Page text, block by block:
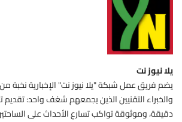
يلا نيوز نت
يضم فريق عمل شبكة "يلا نيوز نت" الإخبارية نخبة
والخبراء التقنيين الذين يجمعهم شغف واحد: تقديم
دقيقة، وموثوقة تواكب تسارع الأحداث على